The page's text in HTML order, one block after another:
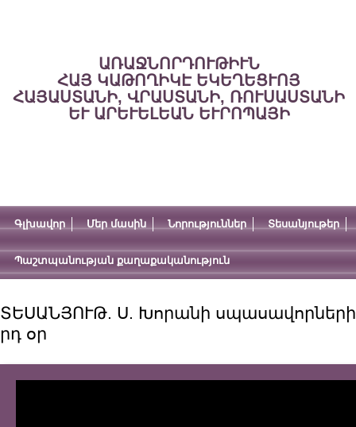
ԱՌԱՋՆՈՐԴՈՒԹԻՒՆ
ՀԱՅ ԿԱԹՈՂԻԿԷ ԵԿԵՂԵՑՒՈՅ
ՀԱՅԱՍՏԱՆԻ, ՎՐԱՍՏԱՆԻ, ՌՈՒՍԱՍՏԱՆԻ
ԵՒ ԱՐԵՒԵԼԵԱՆ ԵՒՐՈՊԱՅԻ
Գլխավոր Մեր մասին Նորություններ Տեսանյութեր
Պաշտպանության քաղաքականություն
ՏԵՍԱՆՅՈՒԹ. Ս. Խորանի սպասավորների
րդ օր